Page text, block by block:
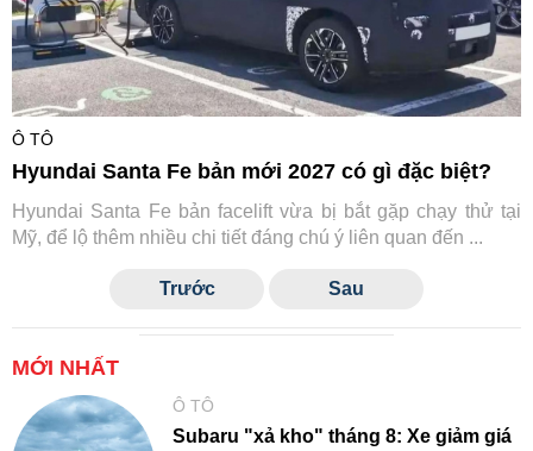
Ô TÔ
Hyundai Santa Fe bản mới 2027 có gì đặc biệt?
Hyundai Santa Fe bản facelift vừa bị bắt gặp chạy thử tại
Mỹ, để lộ thêm nhiều chi tiết đáng chú ý liên quan đến ...
Trước Sau
MỚI NHẤT
Ô TÔ
Subaru "xả kho" tháng 8: Xe giảm giá